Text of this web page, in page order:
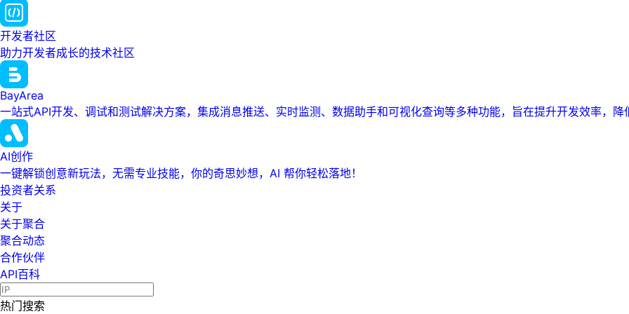
开发者社区
助力开发者成长的技术社区
BayArea
一站式API开发、调试和测试解决方案，集成消息推送、实时监测、数据助手和可视化查询等多种功能，旨在提升开发效率，降
AI创作
一键解锁创意新玩法，无需专业技能，你的奇思妙想，AI 帮你轻松落地！
投资者关系
关于
关于聚合
聚合动态
合作伙伴
API百科
热门搜索